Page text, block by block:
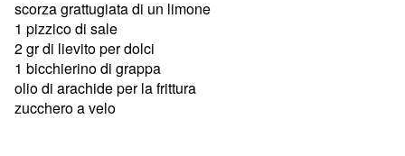
scorza grattugiata di un limone
1 pizzico di sale
2 gr di lievito per dolci
1 bicchierino di grappa
olio di arachide per la frittura
zucchero a velo